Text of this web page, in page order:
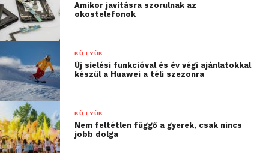
Amikor javításra szorulnak az
okostelefonok
KÜTYÜK
Új síelési funkcióval és év végi ajánlatokkal
készül a Huawei a téli szezonra
KÜTYÜK
Nem feltétlen függő a gyerek, csak nincs
jobb dolga